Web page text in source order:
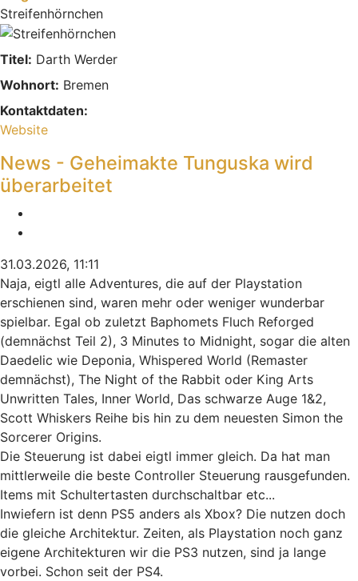
Streifenhörnchen
Titel: Darth Werder
Wohnort: Bremen
Kontaktdaten:
Kontaktdaten von M4gic
Website
News - Geheimakte Tunguska wird
überarbeitet
31.03.2026, 11:11
Naja, eigtl alle Adventures, die auf der Playstation
erschienen sind, waren mehr oder weniger wunderbar
spielbar. Egal ob zuletzt Baphomets Fluch Reforged
(demnächst Teil 2), 3 Minutes to Midnight, sogar die alten
Daedelic wie Deponia, Whispered World (Remaster
demnächst), The Night of the Rabbit oder King Arts
Unwritten Tales, Inner World, Das schwarze Auge 1&2,
Scott Whiskers Reihe bis hin zu dem neuesten Simon the
Sorcerer Origins.
Die Steuerung ist dabei eigtl immer gleich. Da hat man
mittlerweile die beste Controller Steuerung rausgefunden.
Items mit Schultertasten durchschaltbar etc...
Inwiefern ist denn PS5 anders als Xbox? Die nutzen doch
die gleiche Architektur. Zeiten, als Playstation noch ganz
eigene Architekturen wir die PS3 nutzen, sind ja lange
vorbei. Schon seit der PS4.